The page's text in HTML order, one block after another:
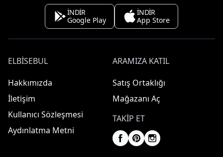
İNDİR
Google Play
İNDİR
App Store
ELBISEBUL
Hakkımızda
İletişim
Kullanıcı Sözleşmesi
Aydınlatma Metni
ARAMIZA KATIL
Satış Ortaklığı
Mağazanı Aç
TAKIP ET